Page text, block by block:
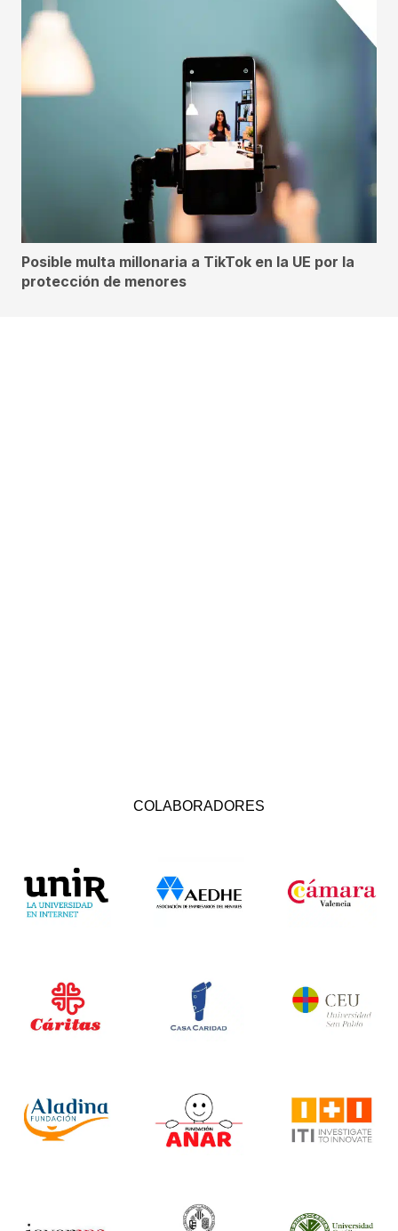
Posible multa millonaria a TikTok en la UE por la
protección de menores
COLABORADORES